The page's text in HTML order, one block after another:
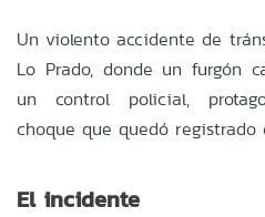
Un violento accidente de
Lo Prado, donde un furgón
un control policial,
choque que quedó registrado
El incidente